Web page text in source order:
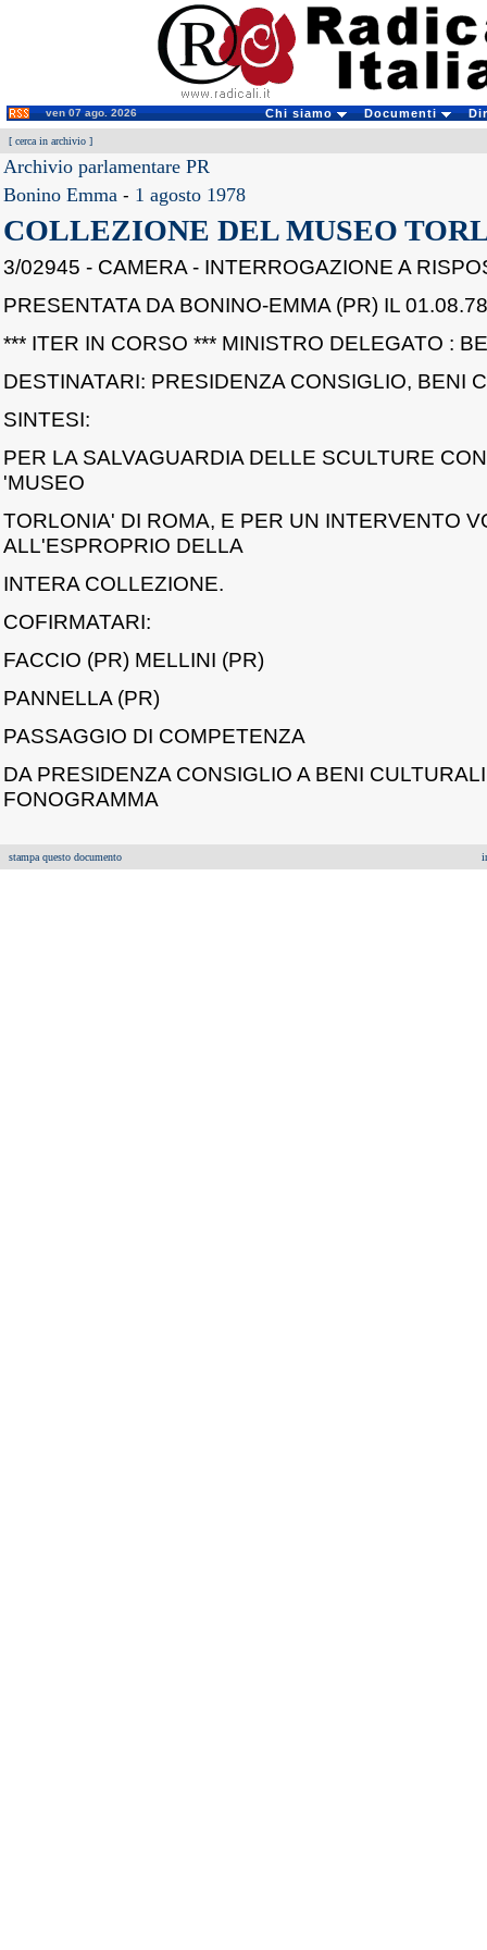
ven 07 ago. 2026 Chi siamo Documenti
[ cerca in archivio ]
Archivio parlamentare PR
Bonino Emma - 1 agosto 1978
COLLEZIONE DEL MUSEO
3/02945 - CAMERA - INTERROGAZIONE A
PRESENTATA DA BONINO-EMMA (PR) IL
*** ITER IN CORSO *** MINISTRO DELEGATO :
DESTINATARI: PRESIDENZA CONSIGLIO, BENI
SINTESI:
PER LA SALVAGUARDIA DELLE SCULTURE
'MUSEO
TORLONIA' DI ROMA, E PER UN INTERVENTO
ALL'ESPROPRIO DELLA
INTERA COLLEZIONE.
COFIRMATARI:
FACCIO (PR) MELLINI (PR)
PANNELLA (PR)
PASSAGGIO DI COMPETENZA
DA PRESIDENZA CONSIGLIO A BENI
FONOGRAMMA
stampa questo documento